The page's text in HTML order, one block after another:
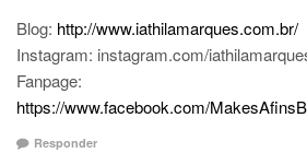
Blog: http://www.iathilamarques.com.br/
Instagram: instagram.com/
Fanpage:
https://www.facebook.com/
Responder